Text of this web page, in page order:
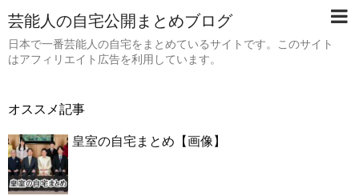
芸能人の自宅公開まとめブログ
日本で一番芸能人の自宅をまとめているサイトです。このサイト
はアフィリエイト広告を利用しています。
オススメ記事
皇室の自宅まとめ【画像】